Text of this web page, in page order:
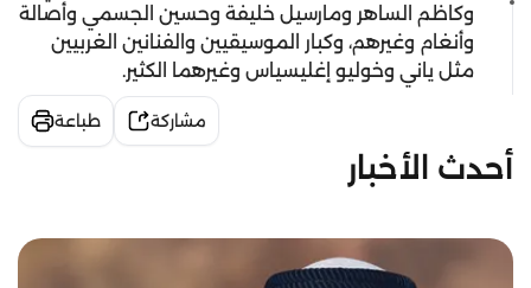
وكاظم الساهر ومارسيل خليفة وحسين الجسمي وأصالة
وأنغام وغيرهم، وكبار الموسيقيين والفنانين الغربيين
مثل ياني وخوليو إغليسياس وغيرهما الكثير.
مشاركة طباعة
أحدث الأخبار